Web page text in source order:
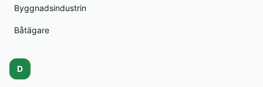
Byggnadsindustrin
Båtägare
D